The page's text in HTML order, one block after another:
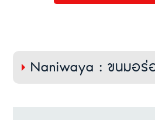
Naniwaya : ขนมอ